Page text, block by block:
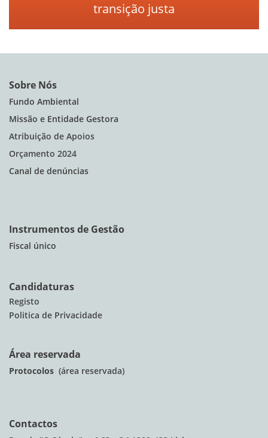
transição justa
Sobre Nós
Fundo Ambiental
Missão e Entidade Gestora
Atribuição de Apoios
Orçamento 2024
Canal de denúncias
Instrumentos de Gestão
Fiscal único
Candidaturas
Registo
Politica de Privacidade
Área reservada
Protocolos (área reservada)
Contactos